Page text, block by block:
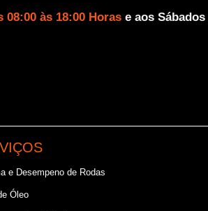
08:00 às 18:00 Horas e aos Sábados
e Desempeno de Rodas
Óleo